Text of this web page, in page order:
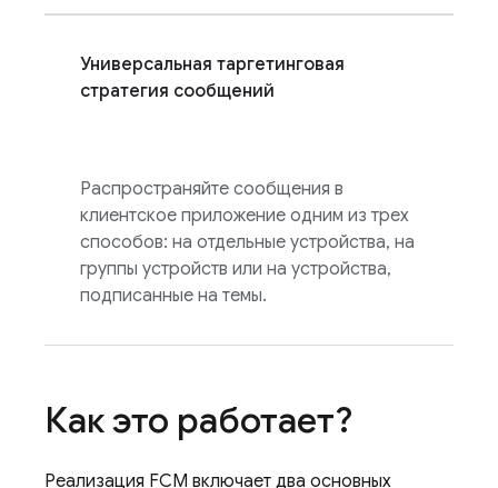
Универсальная таргетинговая
стратегия сообщений
Распространяйте сообщения в
клиентское приложение одним из трех
способов: на отдельные устройства, на
группы устройств или на устройства,
подписанные на темы.
Как это работает?
Реализация FCM включает два основных